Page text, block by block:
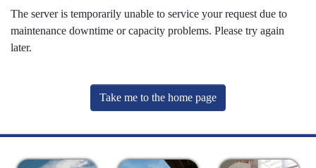
The server is temporarily unable to service your request due to
maintenance downtime or capacity problems. Please try again
later.
Take me to the home page